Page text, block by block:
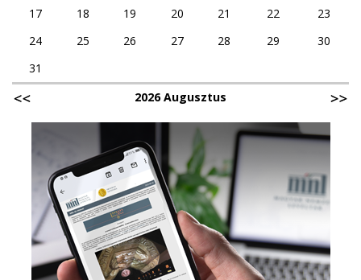
17
18 19 20 21 22
23
24
25 26 27 28 29
30
31
2026 Augusztus